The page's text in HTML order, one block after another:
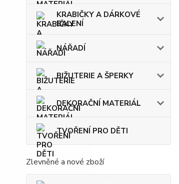
KRABIČKY A DÁRKOVÉ
BALENÍ
NÁŘADÍ
BIŽUTERIE A ŠPERKY
DEKORAČNÍ MATERIÁL
TVOŘENÍ PRO DĚTI
Zlevněné a nové zboží